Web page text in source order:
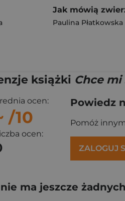
Jak mówią
Paulina Płatkowska
książki Chce
ocen:
/10
ocen:
Powiedz
Pomóż
ZALOGUJ
ma jeszcze